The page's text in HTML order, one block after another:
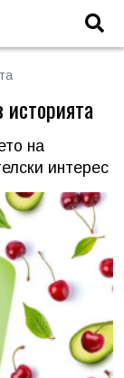
на
интерес